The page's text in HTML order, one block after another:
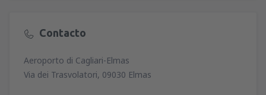
Contacto
Aeroporto di Cagliari-Elmas
Via dei Trasvolatori, 09030 Elmas